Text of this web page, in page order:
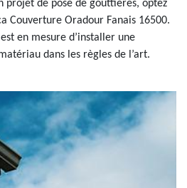
projet de pose de gouttières, optez
Couverture Oradour Fanais 16500.
en mesure d’installer une
dans les règles de l’art.